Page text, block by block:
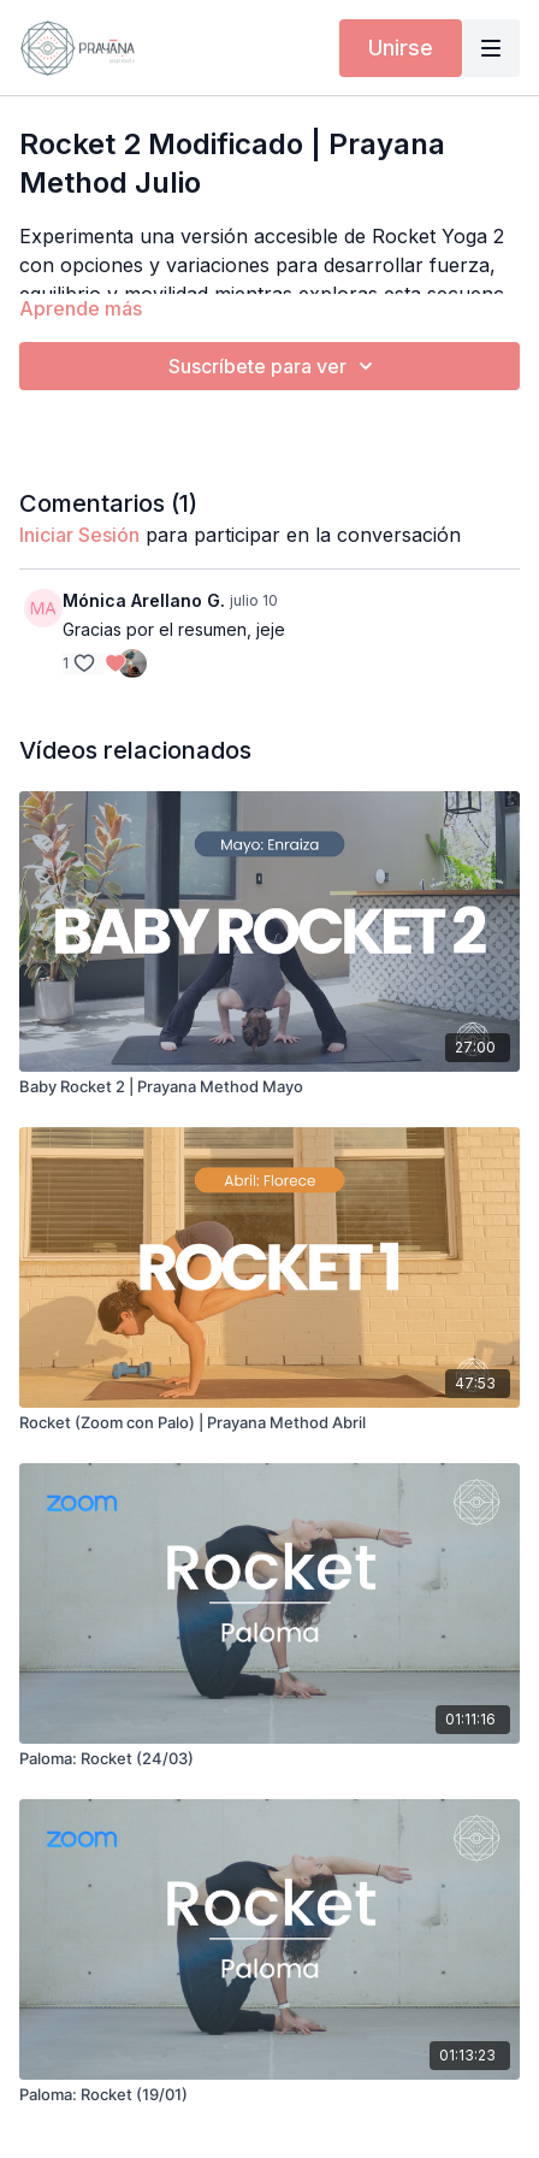
Unirse
Rocket 2 Modificado | Prayana
Method Julio
Experimenta una versión accesible de Rocket Yoga 2
con opciones y variaciones para desarrollar fuerza,
equilibrio y movilidad mientras exploras esta secuencia
de forma progresiva.
Aprende más
Suscríbete para ver
Comentarios (1)
Iniciar Sesión para participar en la conversación
Mónica Arellano G. julio 10
Gracias por el resumen, jeje
1
Vídeos relacionados
27:00
Baby Rocket 2 | Prayana Method Mayo
47:53
Rocket (Zoom con Palo) | Prayana Method Abril
01:11:16
Paloma: Rocket (24/03)
01:13:23
Paloma: Rocket (19/01)